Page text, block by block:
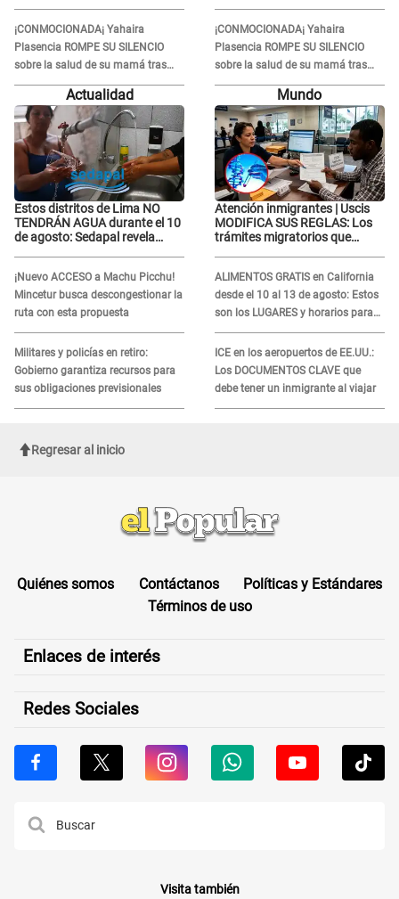
una gran mujer”
¡CONMOCIONADA¡ Yahaira
Plasencia ROMPE SU SILENCIO
sobre la salud de su mamá tras
APARECER en centro oncológico:
“La oración tiene poder”
una gran mujer”
¡CONMOCIONADA¡ Yahaira
Plasencia ROMPE SU SILENCIO
sobre la salud de su mamá tras
APARECER en centro oncológico:
“La oración tiene poder”
Actualidad
Estos distritos de Lima NO
TENDRÁN AGUA durante el 10
de agosto: Sedapal revela
¡Nuevo ACCESO a Machu Picchu!
Mincetur busca descongestionar la
ruta con esta propuesta
Militares y policías en retiro:
Gobierno garantiza recursos para
sus obligaciones previsionales
Mundo
Atención inmigrantes | Uscis
MODIFICA SUS REGLAS: Los
trámites migratorios que
ALIMENTOS GRATIS en California
desde el 10 al 13 de agosto: Estos
son los LUGARES y horarios para
recibir la ayuda
ICE en los aeropuertos de EE.UU.:
Los DOCUMENTOS CLAVE que
debe tener un inmigrante al viajar
Regresar al inicio
Quiénes somos Contáctanos
Políticas y Estándares
Términos de uso
Enlaces de interés
Redes Sociales
Visita también